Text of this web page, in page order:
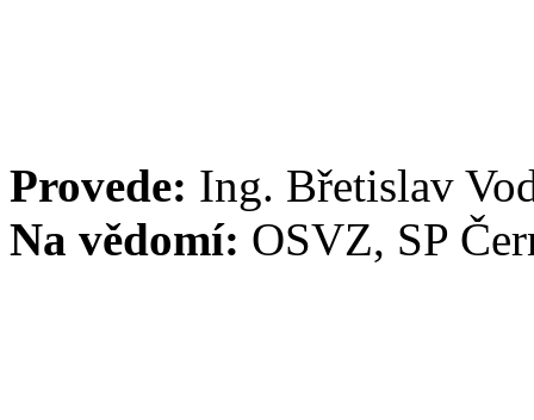
Provede: Ing. Břetislav
Na vědomí: OSVZ, SP